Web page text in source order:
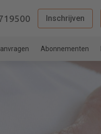
Inschrijven
Abonnementen